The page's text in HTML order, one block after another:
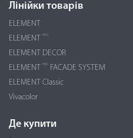
Лінійки товарів
ELEMENT
ELEMENT
PRO
ELEMENT DECOR
ELEMENT
PRO
FACADE SYSTEM
ELEMENT Classic
Vivacolor
Де купити